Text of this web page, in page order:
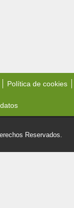
Política de cookies
Reservados.